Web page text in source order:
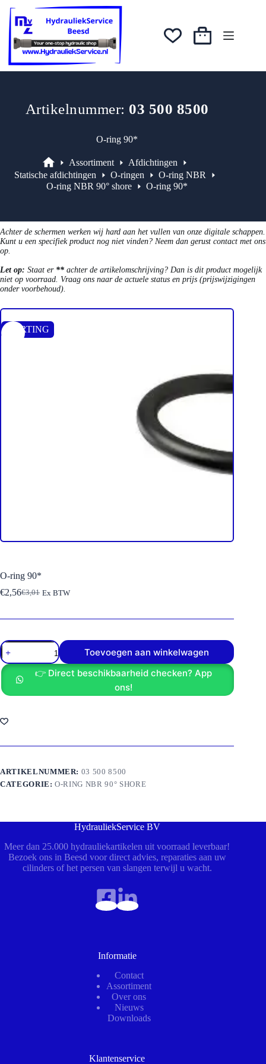
naar
inhoud
was:
€3,01.
€2,56.
Winkelwagen
Artikelnummer: 03 500 8500
O-ring 90*
Assortiment
Assortiment
Afdichtingen
Statische afdichtingen
O-ringen
O-ring NBR
O-ring NBR 90° shore
O-ring 90*
Achter de schermen werken wij hard aan het vullen van onze digitale schappen.
Kunt u een specifiek product nog niet vinden? Neem dan gerust contact met ons
op.
Let op: Staat er ** achter de artikelomschrijving? Dan is dit product mogelijk
niet op voorraad. Vraag ons naar de actuele status en prijs (prijswijzigingen
onder voorbehoud).
KORTING
O-ring 90*
€3,01
Oorspronkelijke
was:
€2,56Huidige
is:
Ex BTW
O-
ring
90*
aantal
Toevoegen aan winkelwagen
👉 Direct beschikbaarheid checken? App
ons!
ARTIKELNUMMER: 03 500 8500
CATEGORIE:O-RING NBR 90° SHORE
HydrauliekService BV
Meer dan 25.000 hydrauliekartikelen uit voorraad leverbaar!
Bezoek ons in Beesd voor direct advies, reparaties aan uw
cilinders of het persen van slangen terwijl u wacht.
Informatie
Contact
Assortiment
Over ons
Nieuws
Downloads
Klantenservice